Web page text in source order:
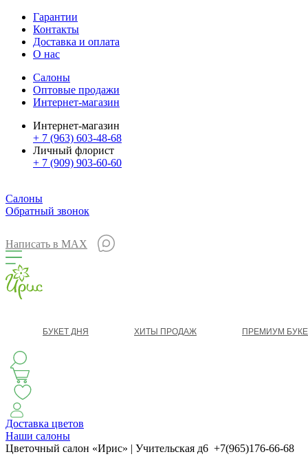
Гарантии
Контакты
Доставка и оплата
О нас
Салоны
Оптовые продажи
Интернет-магазин
Интернет-магазин
+ 7 (963) 603-48-68
Личный флорист
+ 7 (909) 903-60-60
Салоны
Обратный звонок
Написать в MAX
БУКЕТ ДНЯ ХИТЫ ПРОДАЖ ПРЕМИУМ
Доставка цветов
Наши салоны
Цветочный салон «Ирис» | Учительская д6 +7(965)176-66-68